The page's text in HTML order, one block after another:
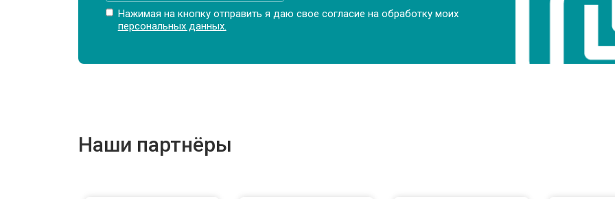
Нажимая на кнопку отправить я даю свое согласие на обработку моих
персональных данных.
Наши партнёры